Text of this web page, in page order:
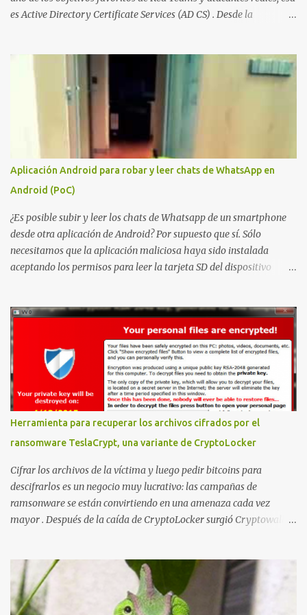
es Active Directory Certificate Services (AD CS) . Desde la
Kerberoasting o un abuso de delegaciones. Ahora llega una nueva
vulnerabilidad bautizada como Certighost (CVE-2026-54121) , una
elevación de privilegios que afecta a Microsoft Active Directory
Certificate Services y que, según Microsoft, permite que un usuario
autenticado eleve privilegios a través de la red debido a un
problema de autorización. La vulnerabilidad ha recibido una
puntuación CVSS 8.8 y ya dispone de un Proof of Concept público.
Lo interesante de Certighost no es únicamente la vulnerabilidad,
sino el objetivo final. Mientras muchos ataques contra AD CS
buscan obtener un certificado válido para ...
Aplicación Android para robar y leer chats de WhatsApp en
Android (PoC)
¿Es posible subir y leer los chats de Whatsapp de un smartphone
desde otra aplicación de Android? Por supuesto que sí. Sólo
necesitamos que la aplicación maliciosa haya sido instalada
aceptando los permisos para leer la tarjeta SD del dispositivo
montar nuestro propio Whatsapp Stealer y ahora Bas Bosschert
ha publicado una PoC con unas pocas modificaciones. Para
empezar con la prueba de concepto ( y ojo que digo PoC que nos
conocemos ;) ) tenemos que publicar en nuestro webserver un php
para subir las bases de datos de Whatsapp: <?php // Upload script
to upload Whatsapp database // This script is for testing purposes
only. $uploaddir = "/tmp/whatsapp/"; if ($_FILES["file"]["error"]
> 0) { echo "Error: " . $_FILES["file"]["error"] . "<br>"; } else {
echo "Upload: " ....
Herramienta para recuperar los archivos cifrados por el
ransomware TeslaCrypt, una variante de CryptoLocker
Cifrar los archivos de la víctima y luego pedir bitcoins para
descifrarlos es un negocio muy lucrativo: las campañas de
ramsonware se están convirtiendo en una amenaza cada vez
mayor . Después de la caída de CryptoLocker surgió Cryptowall,
numerosas. Una de las últimas variantes se llama TeslaCrypt y
parece ser un derivado del ransomware CryptoLocker original .
Este ransomware está dirigido específicamente a gamers y,